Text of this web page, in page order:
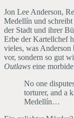
Jon Lee Anderson,
Medellín und schreibt
der Stadt und ihrer
Erbe der Kartellchef
vieles, was
vor, sondern so gut
Outlaws eine
No one
torturer, and a
Medellín…